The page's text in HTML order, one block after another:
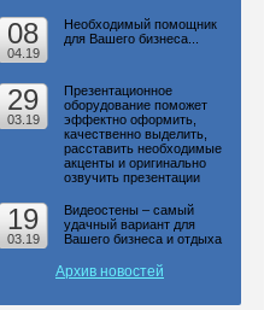
08
04.19
Необходимый помощник
для Вашего бизнеса...
29
03.19
Презентационное
оборудование поможет
эффектно оформить,
качественно выделить,
расставить необходимые
акценты и оригинально
озвучить презентации
19
03.19
Видеостены – самый
удачный вариант для
Вашего бизнеса и отдыха
Архив новостей